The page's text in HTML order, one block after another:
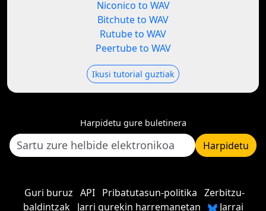
Niconico to WAV
Bitchute to WAV
Rutube to WAV
Peertube to WAV
Ikusi tutorial guztiak
Harpidetu gure buletinera
Harpidetu
Guri buruz API Pribatutasun-politika Zerbitzu-
baldintzak
Jarri gurekin harremanetan Jarrai